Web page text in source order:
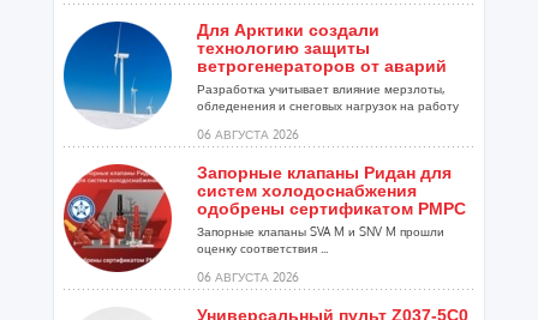
Для Арктики создали
технологию защиты
ветрогенераторов от аварий
Разработка учитывает влияние мерзлоты,
обледенения и снеговых нагрузок на работу
06 АВГУСТА 2026
Запорные клапаны Ридан для
систем холодоснабжения
одобрены сертификатом РМРС
Запорные клапаны SVA M и SNV M прошли
оценку соответствия ...
06 АВГУСТА 2026
Универсальный пульт Z037-5C0